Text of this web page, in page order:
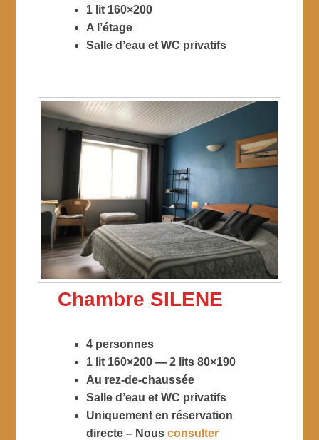
1 lit 160×200
A l’étage
Salle d’eau et WC privatifs
Chambre SILENE
4 personnes
1 lit 160×200 — 2 lits 80×190
Au rez-de-chaussée
Salle d’eau et WC privatifs
Uniquement en réservation
directe – Nous consulter